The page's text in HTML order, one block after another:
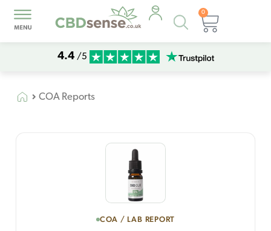
Products
search
0
Basket
4.4 /5
COA Reports
COA / LAB REPORT